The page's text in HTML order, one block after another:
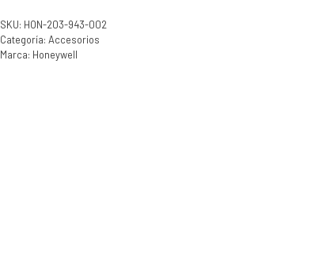
SKU: HON-203-943-002
Categoría: Accesorios
Marca: Honeywell